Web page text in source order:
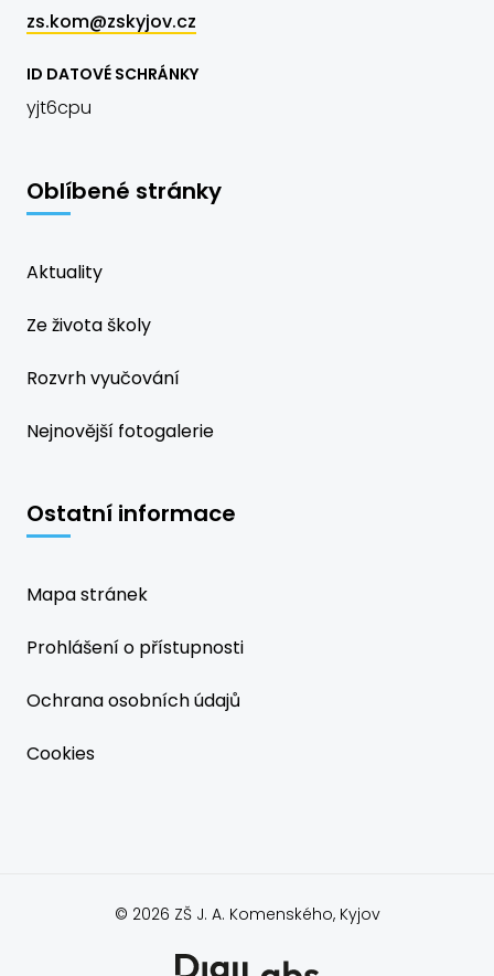
zs.kom@zskyjov.cz
ID DATOVÉ SCHRÁNKY
yjt6cpu
Oblíbené stránky
Aktuality
Ze života školy
Rozvrh vyučování
Nejnovější fotogalerie
Ostatní informace
Mapa stránek
Prohlášení o přístupnosti
Ochrana osobních údajů
Cookies
© 2026 ZŠ J. A. Komenského, Kyjov